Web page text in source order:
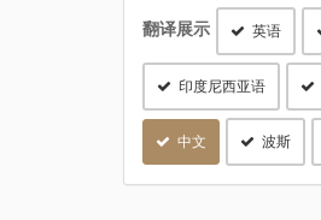
翻译展示 英语
印度尼西亚语
中文 波斯